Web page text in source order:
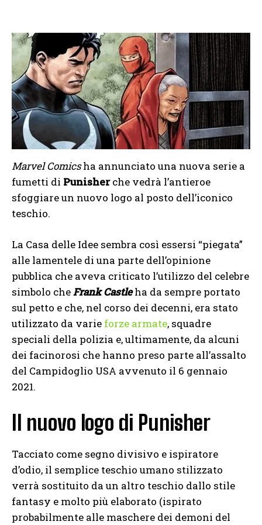
Marvel Comicsha annunciato una nuova serie a
fumetti di Punisherche vedrà l’antieroe
sfoggiare un nuovo logo al posto dell’iconico
teschio.
La Casa delle Idee sembra così essersi “piegata”
alle lamentele di una parte dell’opinione
pubblica che aveva criticato l’utilizzo del celebre
simbolo cheFrank Castleha da sempre portato
sul petto e che, nel corso dei decenni, era stato
utilizzato da varie forze armate, squadre
speciali della polizia e, ultimamente, da alcuni
dei facinorosi che hanno preso parte all’assalto
del Campidoglio USA avvenuto il 6 gennaio
2021.
Il nuovo logo di Punisher
Tacciato come segno divisivo e ispiratore
d’odio, il semplice teschio umano stilizzato
verrà sostituito da un altro teschio dallo stile
fantasy e molto più elaborato (ispirato
probabilmente alle maschere dei demoni del